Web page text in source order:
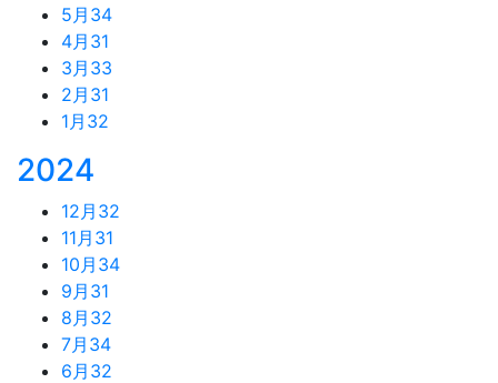
5月 34
4月 31
3月 33
2月 31
1月 32
2024
12月 32
11月 31
10月 34
9月 31
8月 32
7月 34
6月 32